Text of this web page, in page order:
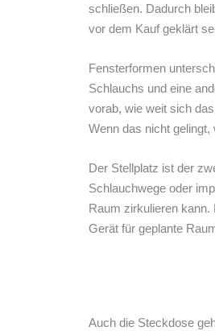
schließen. Dadurch
vor dem Kauf geklärt
Fensterformen
Schlauchs und eine
vorab, wie weit sich
Wenn das nicht
Der Stellplatz ist der
Schlauchwege oder
Raum zirkulieren kann.
Gerät für geplante
Auch die Steckdose